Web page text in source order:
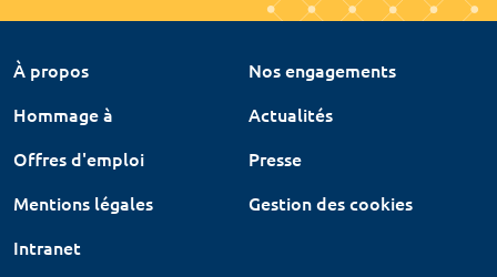
À propos
Nos engagements
Hommage à
Actualités
Offres d'emploi
Presse
Mentions légales
Gestion des cookies
Intranet